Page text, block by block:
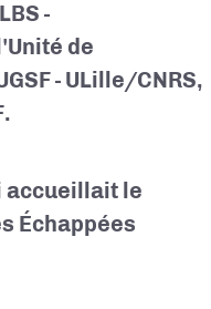
-
de
- ULille/CNRS,
accueillait le
Échappées